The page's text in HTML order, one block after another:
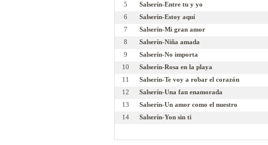
5
Salserín-Entre tu y yo
6
Salserín-Estoy aquí
7
Salserín-Mi gran amor
8
Salserín-Niña amada
9
Salserín-No importa
10
Salserín-Rosa en la playa
11
Salserín-Te voy a robar el corazón
12
Salserín-Una fan enamorada
13
Salserín-Un amor como el nuestro
14
Salserín-Yon sin ti